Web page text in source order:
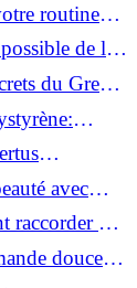
routine
de les
du Green
!
avec
raccorder un
douce :